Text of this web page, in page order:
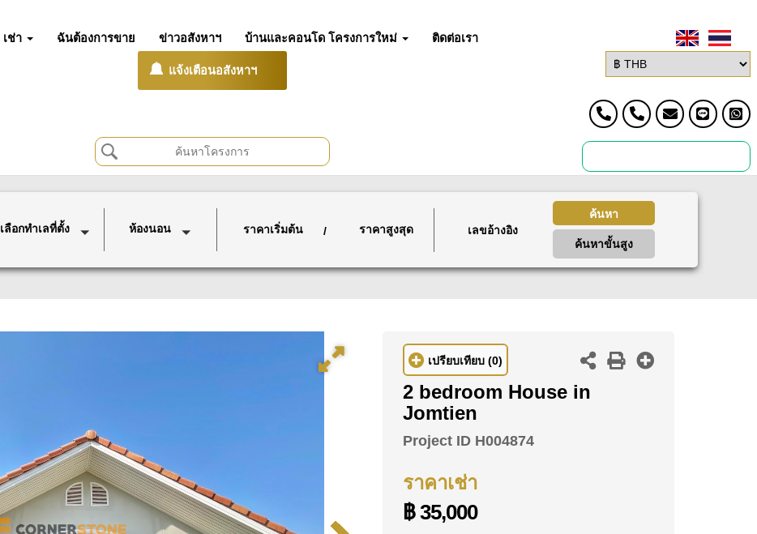
เช่า ฉันต้องการขาย ข่าวอสังหาฯ บ้านและคอนโด โครงการใหม่ ติดต่อเรา
แจ้งเตือนอสังหาฯ
เลือกทำเลที่ตั้ง ห้องนอน ราคาเริ่มต้น / ราคาสูงสุด
ค้นหา
ค้นหาขั้นสูง
เปรียบเทียบ (0)
2 bedroom House in
Jomtien
Project ID H004874
ราคาเช่า
฿ 35,000